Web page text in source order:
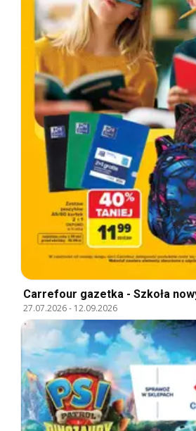
Carrefour gazetka - Szkoła
27.07.2026- 12.09.2026